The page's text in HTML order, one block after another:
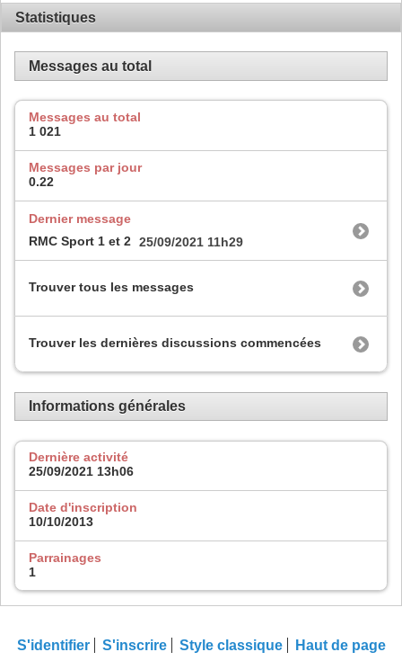
Statistiques
Messages au total
Messages au total
1 021
Messages par jour
0.22
Dernier message
RMC Sport 1 et 2 25/09/2021 11h29
Trouver tous les messages
Trouver les dernières discussions commencées
Informations générales
Dernière activité
25/09/2021 13h06
Date d'inscription
10/10/2013
Parrainages
1
S'identifier S'inscrire Style classique Haut de page